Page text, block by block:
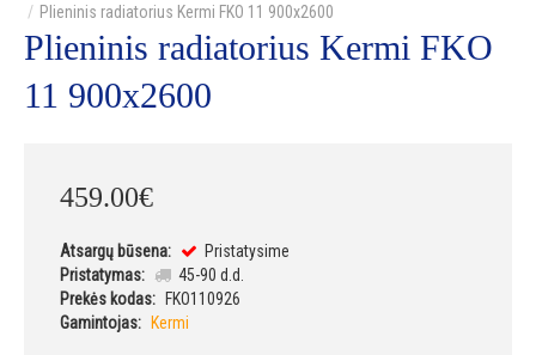
Plieninis radiatorius Kermi FKO 11 900x2600
Plieninis radiatorius Kermi FKO
11 900x2600
459.00€
Atsargų būsena:
Pristatysime
Pristatymas:
45-90 d.d.
Prekės kodas:
FKO110926
Gamintojas:
Kermi